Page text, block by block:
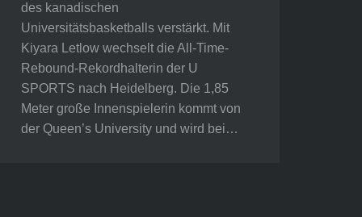
des kanadischen
Universitätsbasketballs verstärkt. Mit
Kiyara Letlow wechselt die All-Time-
Rebound-Rekordhalterin der U
SPORTS nach Heidelberg. Die 1,85
Meter große Innenspielerin kommt von
der Queen’s University und wird bei…